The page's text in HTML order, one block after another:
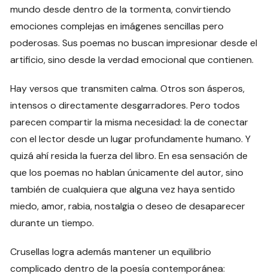
mundo desde dentro de la tormenta, convirtiendo
emociones complejas en imágenes sencillas pero
poderosas. Sus poemas no buscan impresionar desde el
artificio, sino desde la verdad emocional que contienen.
Hay versos que transmiten calma. Otros son ásperos,
intensos o directamente desgarradores. Pero todos
parecen compartir la misma necesidad: la de conectar
con el lector desde un lugar profundamente humano. Y
quizá ahí resida la fuerza del libro. En esa sensación de
que los poemas no hablan únicamente del autor, sino
también de cualquiera que alguna vez haya sentido
miedo, amor, rabia, nostalgia o deseo de desaparecer
durante un tiempo.
Crusellas logra además mantener un equilibrio
complicado dentro de la poesía contemporánea: